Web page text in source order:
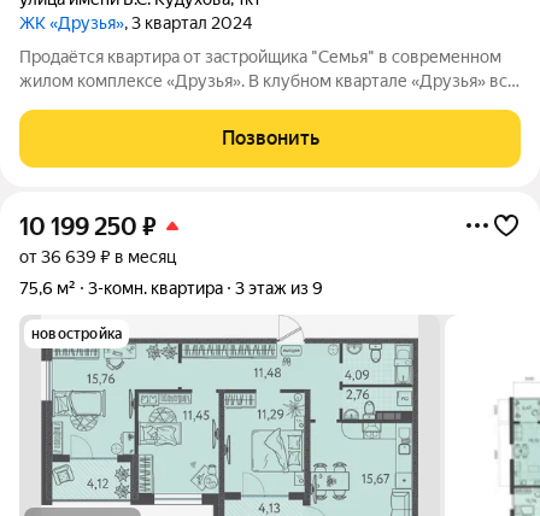
ЖК «Друзья», 3 квартал 2024
Продаётся квартира от застройщика "Семья" в современном
жилом комплексе «Друзья». В клубном квартале «Друзья» все
Бесплатные игровая комната для детей и антикафе для
Позвонить
10 199 250 ₽
от 36 639 ₽ в месяц
75,6 м²
3-комн. квартира 3 этаж из 9
новостройка